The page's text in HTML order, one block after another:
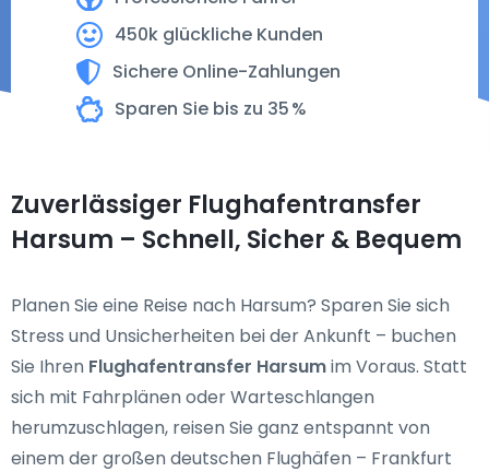
450k glückliche Kunden
Sichere Online-Zahlungen
Sparen Sie bis zu 35 %
Zuverlässiger Flughafentransfer
Harsum – Schnell, Sicher & Bequem
Planen Sie eine Reise nach Harsum? Sparen Sie sich
Stress und Unsicherheiten bei der Ankunft – buchen
Sie Ihren Flughafentransfer Harsumim Voraus. Statt
sich mit Fahrplänen oder Warteschlangen
herumzuschlagen, reisen Sie ganz entspannt von
einem der großen deutschen Flughäfen – Frankfurt